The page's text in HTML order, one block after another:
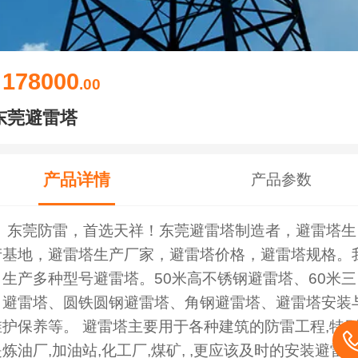
178000.00
莞避雷塔
产品详情 产品参数
莞防雷，首选天祥！东莞避雷塔制造者，避雷塔生
地，避雷塔生产厂家，避雷塔价格，避雷塔规格。
产多种型号避雷塔。50米高不锈钢避雷塔、60米三
雷塔、圆铁圆钢避雷塔、角钢避雷塔、避雷塔安装
保养等。 避雷塔主要用于各种建筑的防雷工程,特
油厂,加油站,化工厂,煤矿, ,更应该及时的安装避雷